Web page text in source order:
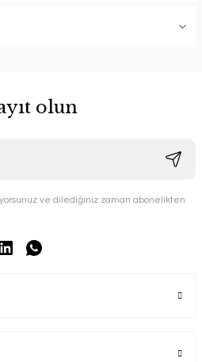
olun
ve dilediğiniz zaman abonelikten